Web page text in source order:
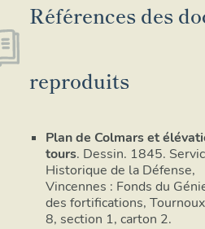
Références des
reproduits
Plan de Colmars et
tours. Dessin. 1845.
Historique de la Défense,
Vincennes : Fonds du
des fortifications,
8, section 1, carton 2.